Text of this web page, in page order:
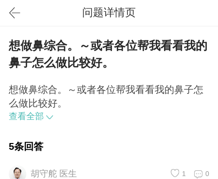
问题详情页
想做鼻综合。～或者各位帮我看看我的
鼻子怎么做比较好。
想做鼻综合。～或者各位帮我看看我的鼻子怎
么做比较好。
查看全部
5条回答
胡守舵 医生 0
1